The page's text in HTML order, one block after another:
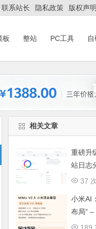
联系站长 隐私政策 版权声明
板 整站 PC工具
相关文章
重磅升
站日志
布：智
37
小米AI
布局”
获取奖